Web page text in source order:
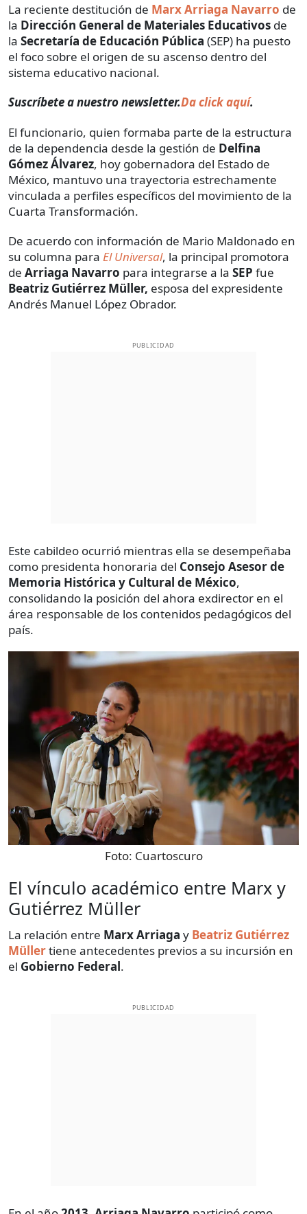
La reciente destitución de Marx Arriaga Navarro de
la Dirección General de Materiales Educativos de
la Secretaría de Educación Pública (SEP) ha puesto
el foco sobre el origen de su ascenso dentro del
sistema educativo nacional.
Suscríbete a nuestro newsletter.Da click aquí.
El funcionario, quien formaba parte de la estructura
de la dependencia desde la gestión de Delfina
Gómez Álvarez, hoy gobernadora del Estado de
México, mantuvo una trayectoria estrechamente
vinculada a perfiles específicos del movimiento de la
Cuarta Transformación.
De acuerdo con información de Mario Maldonado en
su columna para El Universal, la principal promotora
de Arriaga Navarro para integrarse a la SEP fue
Beatriz Gutiérrez Müller, esposa del expresidente
Andrés Manuel López Obrador.
PUBLICIDAD
Este cabildeo ocurrió mientras ella se desempeñaba
como presidenta honoraria del Consejo Asesor de
Memoria Histórica y Cultural de México,
consolidando la posición del ahora exdirector en el
área responsable de los contenidos pedagógicos del
país.
Foto: Cuartoscuro
El vínculo académico entre Marx y
Gutiérrez Müller
La relación entre Marx Arriaga y Beatriz Gutiérrez
Müllertiene antecedentes previos a su incursión en
el Gobierno Federal.
PUBLICIDAD